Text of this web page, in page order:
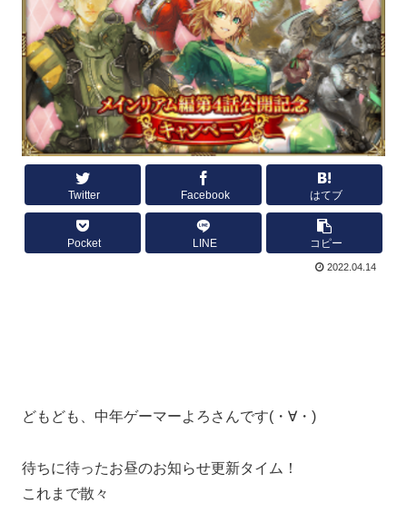
Twitter Facebook はてブ
Pocket LINE コピー
2022.04.14
どもども、中年ゲーマーよろさんです(・∀・)
待ちに待ったお昼のお知らせ更新タイム！
これまで散々